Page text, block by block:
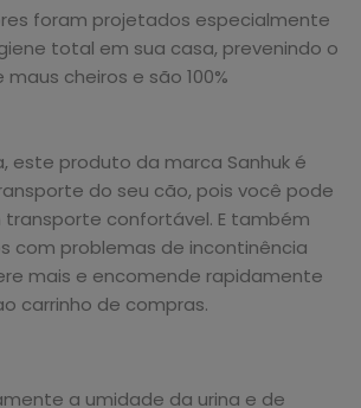
foram projetados especialmente
total em sua casa, prevenindo o
cheiros e são 100%
este produto da marca Sanhuk é
do seu cão, pois você pode
confortável. E também
com problemas de incontinência
mais e encomende rapidamente
carrinho de compras.
a umidade da urina e de